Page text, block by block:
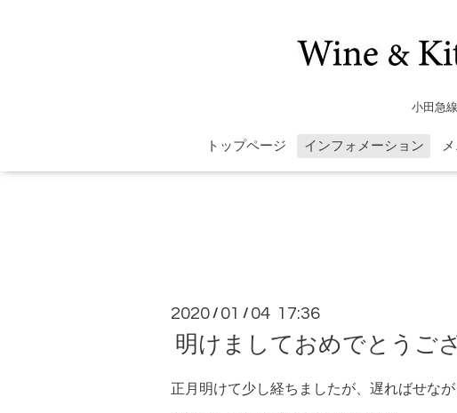
小田急
トップページ インフォメーション
2020 / 01 / 04 17:36
明けましておめでとうご
正月明けて少し経ちましたが、遅ればせなが